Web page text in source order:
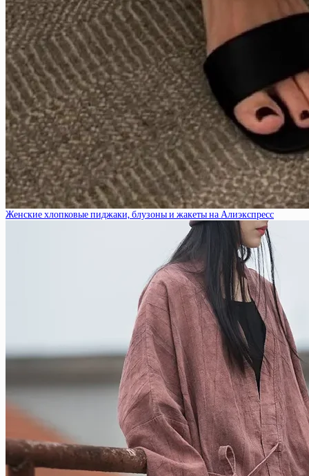
Женские хлопковые пиджаки, блузоны и жакеты на Алиэкспресс